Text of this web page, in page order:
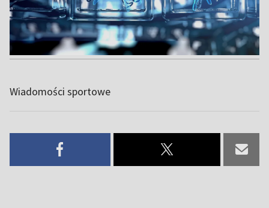
Wiadomości sportowe